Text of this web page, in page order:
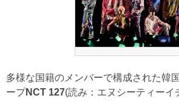
多様な国籍のメンバーで構成された韓
ープNCT 127(読み：エヌシーティーイ